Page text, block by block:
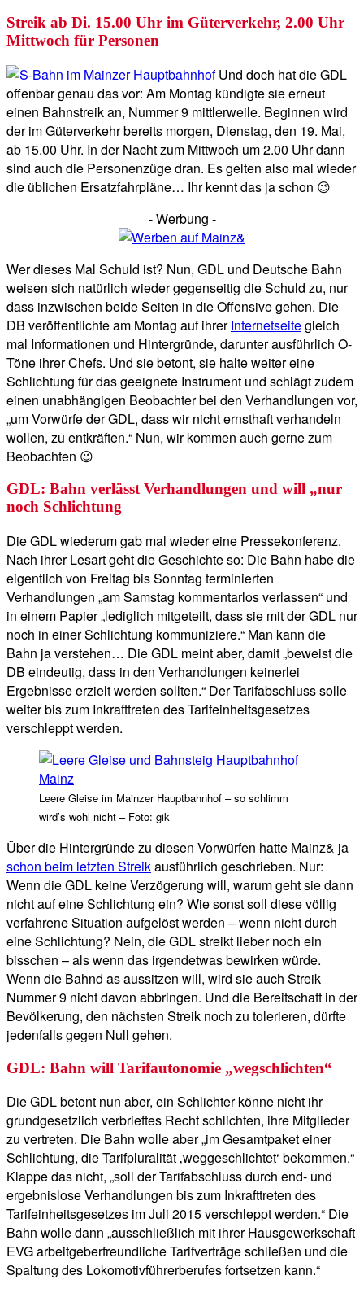
Streik ab Di. 15.00 Uhr im Güterverkehr, 2.00 Uhr
Mittwoch für Personen
Und doch hat die GDL
offenbar genau das vor: Am Montag kündigte sie erneut
einen Bahnstreik an, Nummer 9 mittlerweile. Beginnen wird
der im Güterverkehr bereits morgen, Dienstag, den 19. Mai,
ab 15.00 Uhr. In der Nacht zum Mittwoch um 2.00 Uhr dann
sind auch die Personenzüge dran. Es gelten also mal wieder
die üblichen Ersatzfahrpläne… Ihr kennt das ja schon 😉
- Werbung -
Wer dieses Mal Schuld ist? Nun, GDL und Deutsche Bahn
weisen sich natürlich wieder gegenseitig die Schuld zu, nur
dass inzwischen beide Seiten in die Offensive gehen. Die
DB veröffentlichte am Montag auf ihrerInternetseitegleich
mal Informationen und Hintergründe, darunter ausführlich O-
Töne ihrer Chefs. Und sie betont, sie halte weiter eine
Schlichtung für das geeignete Instrument und schlägt zudem
einen unabhängigen Beobachter bei den Verhandlungen vor,
„um Vorwürfe der GDL, dass wir nicht ernsthaft verhandeln
wollen, zu entkräften.“ Nun, wir kommen auch gerne zum
Beobachten 😉
GDL: Bahn verlässt Verhandlungen und will „nur
noch Schlichtung
Die GDL wiederum gab mal wieder eine Pressekonferenz.
Nach ihrer Lesart geht die Geschichte so: Die Bahn habe die
eigentlich von Freitag bis Sonntag terminierten
Verhandlungen „am Samstag kommentarlos verlassen“ und
in einem Papier „lediglich mitgeteilt, dass sie mit der GDL nur
noch in einer Schlichtung kommuniziere.“ Man kann die
Bahn ja verstehen… Die GDL meint aber, damit „beweist die
DB eindeutig, dass in den Verhandlungen keinerlei
Ergebnisse erzielt werden sollten.“ Der Tarifabschluss solle
weiter bis zum Inkrafttreten des Tarifeinheitsgesetzes
verschleppt werden.
Leere Gleise im Mainzer Hauptbahnhof – so schlimm
wird’s wohl nicht – Foto: gik
Über die Hintergründe zu diesen Vorwürfen hatte Mainz& ja
schon beim letzten Streikausführlich geschrieben. Nur:
Wenn die GDL keine Verzögerung will, warum geht sie dann
nicht auf eine Schlichtung ein? Wie sonst soll diese völlig
verfahrene Situation aufgelöst werden – wenn nicht durch
eine Schlichtung? Nein, die GDL streikt lieber noch ein
bisschen – als wenn das irgendetwas bewirken würde.
Wenn die Bahnd as aussitzen will, wird sie auch Streik
Nummer 9 nicht davon abbringen. Und die Bereitschaft in der
Bevölkerung, den nächsten Streik noch zu tolerieren, dürfte
jedenfalls gegen Null gehen.
GDL: Bahn will Tarifautonomie „wegschlichten“
Die GDL betont nun aber, ein Schlichter könne nicht ihr
grundgesetzlich verbrieftes Recht schlichten, ihre Mitglieder
zu vertreten. Die Bahn wolle aber „im Gesamtpaket einer
Schlichtung, die Tarifpluralität ‚weggeschlichtet‘ bekommen.“
Klappe das nicht, „soll der Tarifabschluss durch end- und
ergebnislose Verhandlungen bis zum Inkrafttreten des
Tarifeinheitsgesetzes im Juli 2015 verschleppt werden.“ Die
Bahn wolle dann „ausschließlich mit ihrer Hausgewerkschaft
EVG arbeitgeberfreundliche Tarifverträge schließen und die
Spaltung des Lokomotivführerberufes fortsetzen kann.“